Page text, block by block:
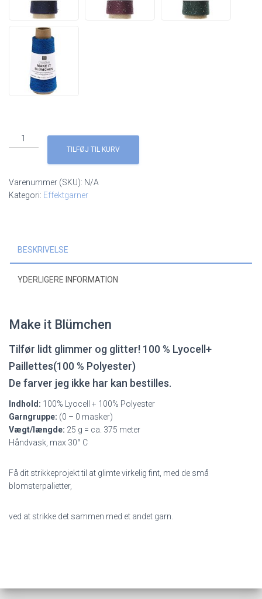
Make
it
TILFØJ TIL KURV
Varenummer (SKU): N/A
Kategori: Effektgarner
BESKRIVELSE
YDERLIGERE INFORMATION
Make it Blümchen
Tilfør lidt glimmer og glitter! 100 % Lyocell+
Paillettes(100 % Polyester)
De farver jeg ikke har kan bestilles.
Indhold: 100% Lyocell + 100% Polyester
Garngruppe: (0 – 0 masker)
Vægt/længde: 25 g = ca. 375 meter
Håndvask, max 30° C
Få dit strikkeprojekt til at glimte virkelig fint, med de små
blomsterpalietter,
ved at strikke det sammen med et andet garn.